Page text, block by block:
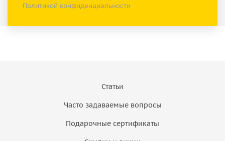
Политикой конфиденциальности
Статьи
Часто задаваемые вопросы
Подарочные сертификаты